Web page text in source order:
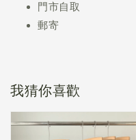
門市自取
郵寄
我猜你喜歡